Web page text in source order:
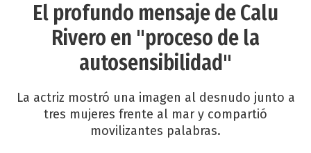
El profundo mensaje de Calu
Rivero en "proceso de la
autosensibilidad"
La actriz mostró una imagen al desnudo junto a
tres mujeres frente al mar y compartió
movilizantes palabras.